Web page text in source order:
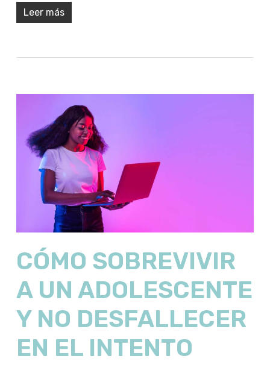
Leer más
CÓMO SOBREVIVIR
A UN ADOLESCENTE
Y NO DESFALLECER
EN EL INTENTO